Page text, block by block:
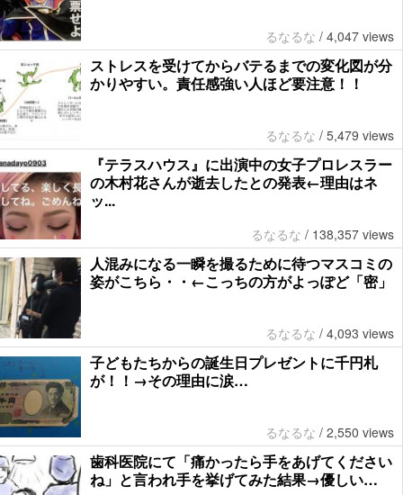
るなるな / 4,047 views
ストレスを受けてからバテるまでの変化図が分
かりやすい。責任感強い人ほど要注意！！
るなるな / 5,479 views
『テラスハウス』に出演中の女子プロレスラー
の木村花さんが逝去したとの発表←理由はネ
ッ...
るなるな / 138,357 views
人混みになる一瞬を撮るために待つマスコミの
姿がこちら・・←こっちの方がよっぽど「密」
るなるな / 4,093 views
子どもたちからの誕生日プレゼントに千円札
が！！→その理由に涙…
るなるな / 2,550 views
歯科医院にて「痛かったら手をあげてください
ね」と言われ手を挙げてみた結果→優しい…